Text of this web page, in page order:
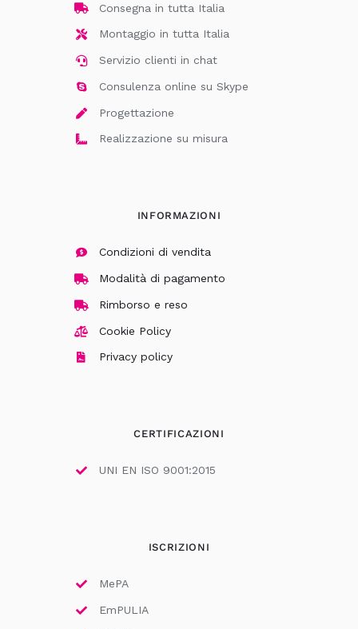
Consegna in tutta Italia
Montaggio in tutta Italia
Servizio clienti in chat
Consulenza online su Skype
Progettazione
Realizzazione su misura
INFORMAZIONI
Condizioni di vendita
Modalità di pagamento
Rimborso e reso
Cookie Policy
Privacy policy
CERTIFICAZIONI
UNI EN ISO 9001:2015
ISCRIZIONI
MePA
EmPULIA